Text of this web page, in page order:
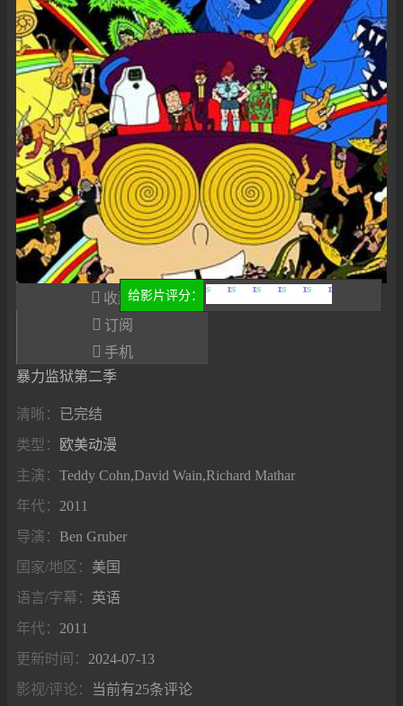
 收藏
 订阅
 手机
给影片评分：
很差较差还行推荐
暴力监狱第二季
清晰：
已完结
类型：
欧美动漫
主演： Teddy Cohn,David Wain,Richard Mathar
年代： 2011
导演： Ben Gruber
国家/地区： 美国
语言/字幕： 英语
年代： 2011
更新时间： 2024-07-13
影视/评论：
当前有25条评论